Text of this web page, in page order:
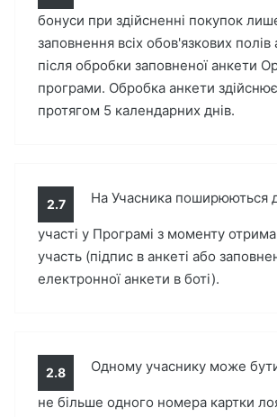
бонуси при здійсненні покупок
заповнення всіх обов'язкових полів
після обробки заповненої анкети
програми. Обробка анкети
протягом 5 календарних днів.
2.7 На Учасника поширюються
участі у Програмі з моменту
участь (підпис в анкеті або
електронної анкети в боті).
2.8 Одному учаснику може
не більше одного номера картки